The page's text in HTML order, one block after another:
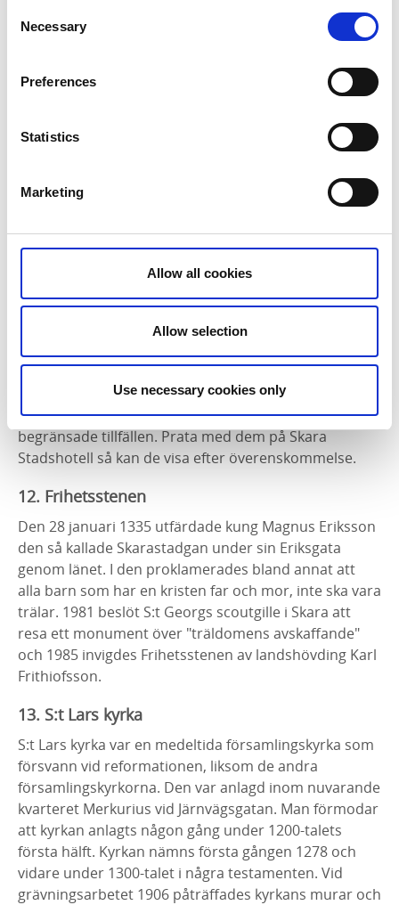
Selection
Necessary
Preferences
Statistics
Marketing
Allow all cookies
Allow selection
Use necessary cookies only
(numera Brobacka). Skaraborgs slott byggdes av
(riksborg) var belägen söder om Skaraborgsgatan.
Före reformationen, utgjorde slottet en del av
Sankt Olofs klosterkyrka användes i bygget, som var
en fyrlängad byggnad kring en borggård. Slottet gav
namn åt Skaraborgs län vid Axel Oxenstiernas första
länsindelning under 1600-talet. Skaraborgs slott
beslut på att slottet skulle byggas upp, bodde
Götala kungsgård intill Skara. Samma år bildades
Skaraborgs län.
I en glasmonter i golvet på Skara Stadshotell, finns en
del av medeltidskyrkan (1100-tal) samt ett
smyckekors. Detta är endast tillgängligt att se vid
begränsade tillfällen. Prata med dem på Skara
Stadshotell så kan de visa efter överenskommelse.
12. Frihetsstenen
Den 28 januari 1335 utfärdade kung Magnus Eriksson
den så kallade Skarastadgan under sin Eriksgata
genom länet. I den proklamerades bland annat att
alla barn som har en kristen far och mor, inte ska vara
trälar. 1981 beslöt S:t Georgs scoutgille i Skara att
resa ett monument över "träldomens avskaffande"
och 1985 invigdes Frihetsstenen av landshövding Karl
Frithiofsson.
13. S:t Lars kyrka
S:t Lars kyrka var en medeltida församlingskyrka som
försvann vid reformationen, liksom de andra
församlingskyrkorna. Den var anlagd inom nuvarande
kvarteret Merkurius vid Järnvägsgatan. Man förmodar
att kyrkan anlagts någon gång under 1200-talets
första hälft. Kyrkan nämns första gången 1278 och
vidare under 1300-talet i några testamenten. Vid
grävningsarbetet 1906 påträffades kyrkans murar och